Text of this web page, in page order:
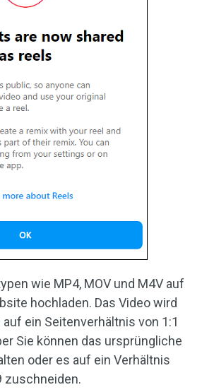
wie MP4, MOV und M4V auf
hochladen. Das Video wird
ein Seitenverhältnis von 1:1
Sie können das ursprüngliche
oder es auf ein Verhältnis
zuschneiden.